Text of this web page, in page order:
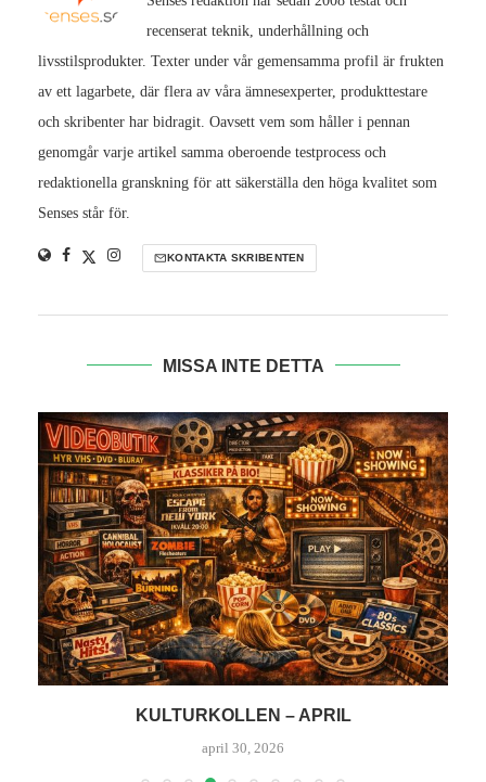
recenserat teknik, underhållning och
livsstilsprodukter. Texter under vår gemensamma profil är frukten
av ett lagarbete, där flera av våra ämnesexperter, produkttestare
och skribenter har bidragit. Oavsett vem som håller i pennan
genomgår varje artikel samma oberoende testprocess och
redaktionella granskning för att säkerställa den höga kvalitet som
Senses står för.
KONTAKTA SKRIBENTEN
MISSA INTE DETTA
KULTURKOLLEN – APRIL
april 30, 2026